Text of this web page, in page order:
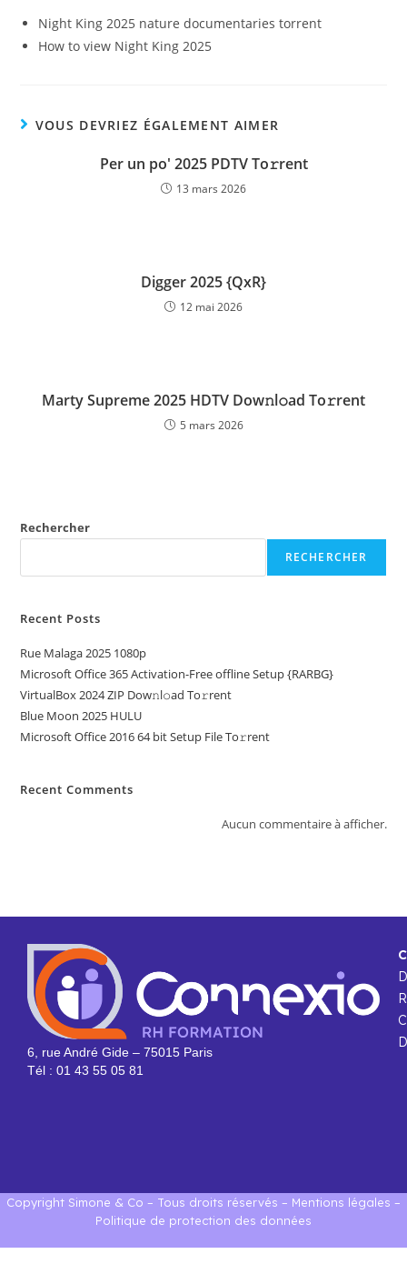
Night King 2025 nature documentaries torrent
How to view Night King 2025
VOUS DEVRIEZ ÉGALEMENT AIMER
Per un po' 2025 PDTV To𝚛rent
13 mars 2026
Digger 2025 {QxR}
12 mai 2026
Marty Supreme 2025 HDTV Dow𝚗l𝚘ad To𝚛rent
5 mars 2026
Rechercher
RECHERCHER
Recent Posts
Rue Malaga 2025 1080p
Microsoft Office 365 Activation-Free offline Setup {RARBG}
VirtualBox 2024 ZIP Dow𝚗l𝚘ad To𝚛rent
Blue Moon 2025 HULU
Microsoft Office 2016 64 bit Setup File To𝚛rent
Recent Comments
Aucun commentaire à afficher.
6, rue André Gide – 75015 Paris
Tél : 01 43 55 05 81
Copyright Simone & Co – Tous droits réservés – Mentions légales –
Politique de protection des données